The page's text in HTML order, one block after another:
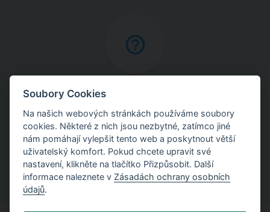
Online nápověda
Najděte podrobné vysvětlení postupů použitých
v programech.
Soubory Cookies
Na našich webových stránkách používáme soubory
cookies. Některé z nich jsou nezbytné, zatímco jiné
nám pomáhají vylepšit tento web a poskytnout větší
uživatelský komfort. Pokud chcete upravit své
nastavení, klikněte na tlačítko Přizpůsobit. Další
informace naleznete v Zásadách ochrany osobních
údajů.